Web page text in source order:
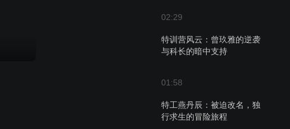
02:29
特训营风云：曾玖雅的逆袭
与科长的暗中支持
01:58
特工燕丹辰：被迫改名，独
行求生的冒险旅程